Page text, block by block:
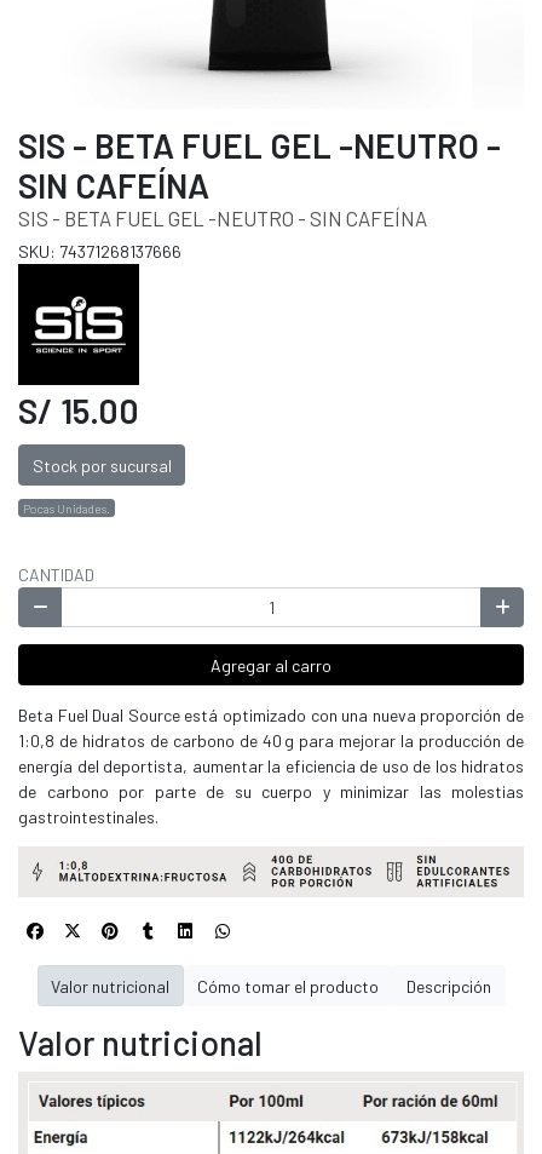
SIS - BETA FUEL GEL -NEUTRO -
SIN CAFEÍNA
SIS - BETA FUEL GEL -NEUTRO - SIN CAFEÍNA
SKU: 74371268137666
S/ 15.00
Stock por sucursal
Pocas Unidades.
CANTIDAD
Agregar al carro
Beta Fuel Dual Source está optimizado con una nueva proporción de
1:0,8 de hidratos de carbono de 40 g para mejorar la producción de
energía del deportista, aumentar la eficiencia de uso de los hidratos
de carbono por parte de su cuerpo y minimizar las molestias
gastrointestinales.
Valor nutricional
Valor nutricional Cómo tomar el producto Descripción